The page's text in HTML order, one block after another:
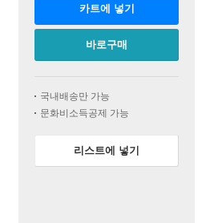
카트에 넣기
바로구매
국내배송만 가능
문화비소득공제 가능
리스트에 넣기